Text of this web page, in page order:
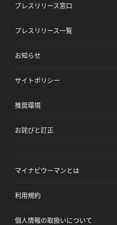
プレスリリース窓口
プレスリリース一覧
お知らせ
サイトポリシー
推奨環境
お詫びと訂正
マイナビウーマンとは
利用規約
個人情報の取扱いについて